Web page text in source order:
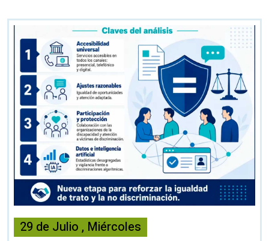
noticia
29 de Julio , Miércoles